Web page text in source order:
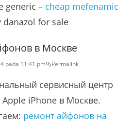
generic – cheap mefenamic
danazol for sale
в Москве
pada 11:41 pm Permalink
сервисный центр
iPhone в Москве.
ремонт айфонов на